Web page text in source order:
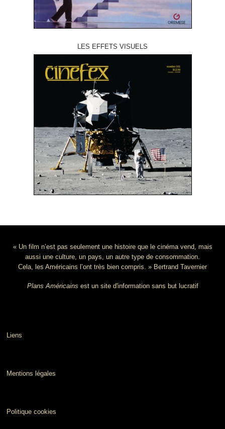
LES EFFETS VISUELS
« Un film n’est pas seulement une histoire que le cinéma vend, mais
aussi une culture, un pays, un autre type de consommation.
Cela, les Américains l’ont très bien compris. » Bertrand Tavernier
Plans Américains est un site d'information sans but lucratif
Liens
Mentions légales
Politique cookies